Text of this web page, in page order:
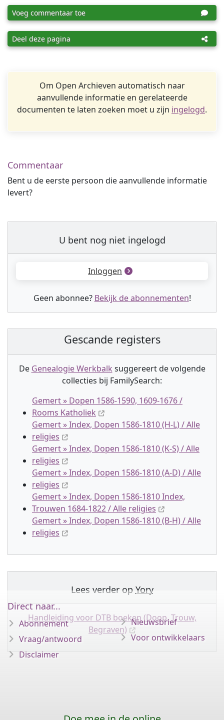
Voeg commentaar toe
Deel deze pagina
Om Open Archieven automatisch naar
aanvullende informatie en gerelateerde
documenten te laten zoeken moet u zijn ingelogd.
Commentaar
Bent u de eerste persoon die aanvullende informatie
levert?
U bent nog niet ingelogd
Inloggen
Geen abonnee? Bekijk de abonnementen!
Gescande registers
De Genealogie Werkbalk suggereert de volgende
collecties bij FamilySearch:
Gemert » Dopen 1586-1590, 1609-1676 /
Rooms Katholiek
Gemert » Index, Dopen 1586-1810 (H-L) / Alle
religies
Gemert » Index, Dopen 1586-1810 (K-S) / Alle
religies
Gemert » Index, Dopen 1586-1810 (A-D) / Alle
religies
Gemert » Index, Dopen 1586-1810 Index,
Trouwen 1684-1822 / Alle religies
Gemert » Index, Dopen 1586-1810 (B-H) / Alle
religies
Lees verder op Yory
Handleiding voor DTB boeken (Doop, Trouw,
Begraven)
Direct naar...
Abonnement
Vraag/antwoord
Disclaimer
Nieuwsbrief
Voor ontwikkelaars